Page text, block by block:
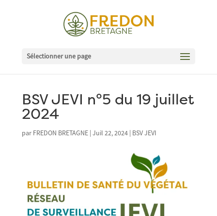
Sélectionner une page
BSV JEVI n°5 du 19 juillet
2024
par FREDON BRETAGNE| Juil 22, 2024| BSV JEVI